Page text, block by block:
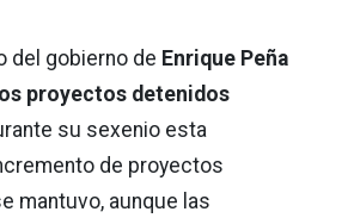
del gobierno de Enrique Peña
los proyectos detenidos
su sexenio esta
de proyectos
mantuvo, aunque las